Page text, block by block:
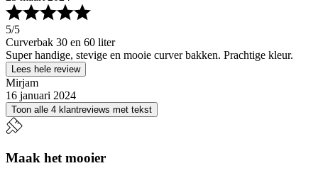
5/5
Curverbak 30 en 60 liter
Super handige, stevige en mooie curver bakken. Prachtige kleur.
Lees hele review
Mirjam
16 januari 2024
Toon alle 4 klantreviews met tekst
Maak het mooier